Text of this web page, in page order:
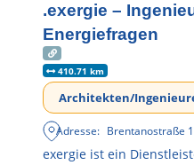
.exergie –
Energiefragen
410.71 km
Architekten/
Adresse: Brentanostraße
exergie ist ein